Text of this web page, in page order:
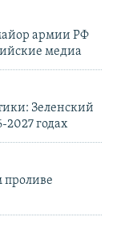
армии РФ
медиа
Зеленский
2027 годах
проливе